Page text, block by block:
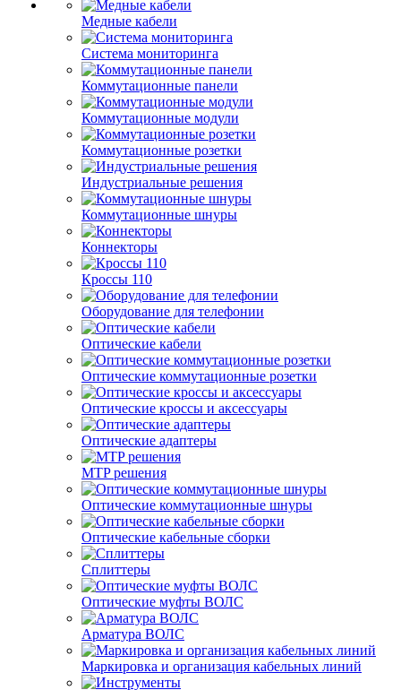
Медные кабели
Система мониторинга
Коммутационные панели
Коммутационные модули
Коммутационные розетки
Индустриальные решения
Коммутационные шнуры
Коннекторы
Кроссы 110
Оборудование для телефонии
Оптические кабели
Оптические коммутационные розетки
Оптические кроссы и аксессуары
Оптические адаптеры
MTP решения
Оптические коммутационные шнуры
Оптические кабельные сборки
Сплиттеры
Оптические муфты ВОЛС
Арматура ВОЛС
Маркировка и организация кабельных линий